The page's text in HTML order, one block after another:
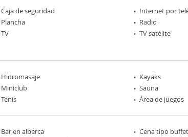
Caja de seguridad
Internet por
Plancha
Radio
TV
TV satélite
Hidromasaje
Kayaks
Miniclub
Sauna
Tenis Área de juegos
Bar en alberca
Cena tipo buffet